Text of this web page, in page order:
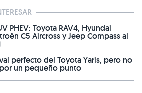
PHEV: Toyota RAV4, Hyundai
C5 Aircross y Jeep Compass al
perfecto del Toyota Yaris, pero no
un pequeño punto